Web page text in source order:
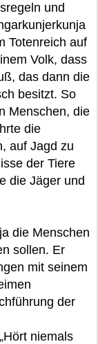
und
Totenreich auf
Volk, dass
das dann die
besitzt. So
Menschen, die
die
auf Jagd zu
der Tiere
die Jäger und
die Menschen
sollen. Er
mit seinem
der
niemals